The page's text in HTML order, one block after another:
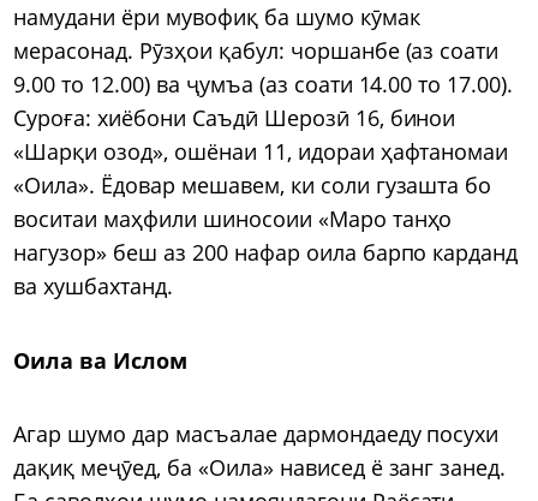
намудани ёри мувофиқ ба шумо кӯмак
мерасонад. Рӯзҳои қабул: чоршанбе (аз соати
9.00 то 12.00) ва ҷумъа (аз соати 14.00 то 17.00).
Суроға: хиёбони Саъдӣ Шерозӣ 16, бинои
«Шарқи озод», ошёнаи 11, идораи ҳафтаномаи
«Оила». Ёдовар мешавем, ки соли гузашта бо
воситаи маҳфили шиносоии «Маро танҳо
нагузор» беш аз 200 нафар оила барпо карданд
ва хушбахтанд.
Оила ва Ислом
Агар шумо дар масъалае дармондаеду посухи
дақиқ меҷӯед, ба «Оила» нависед ё занг занед.